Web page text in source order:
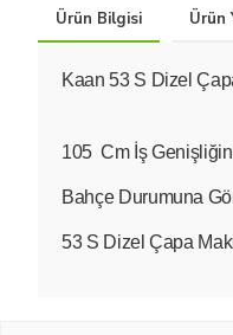
Ürün Bilgisi Ürün
Kaan 53 S Dizel
105 Cm İş
Bahçe Durumuna
53 S Dizel Çapa